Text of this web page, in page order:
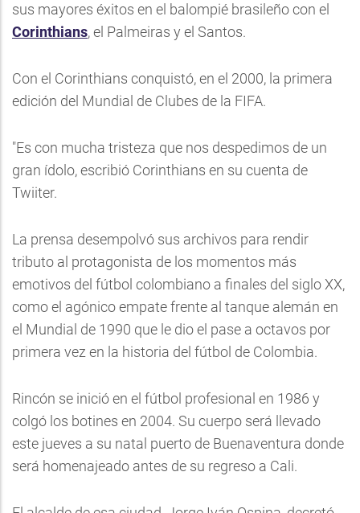
sus mayores éxitos en el balompié brasileño con el
Corinthians, el Palmeiras y el Santos.
Con el Corinthians conquistó, en el 2000, la primera
edición del Mundial de Clubes de la FIFA.
"Es con mucha tristeza que nos despedimos de un
gran ídolo, escribió Corinthians en su cuenta de
Twiiter.
La prensa desempolvó sus archivos para rendir
tributo al protagonista de los momentos más
emotivos del fútbol colombiano a finales del siglo XX,
como el agónico empate frente al tanque alemán en
el Mundial de 1990 que le dio el pase a octavos por
primera vez en la historia del fútbol de Colombia.
Rincón se inició en el fútbol profesional en 1986 y
colgó los botines en 2004. Su cuerpo será llevado
este jueves a su natal puerto de Buenaventura donde
será homenajeado antes de su regreso a Cali.